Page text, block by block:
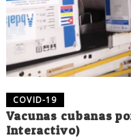
COVID-19
Vacunas cubanas
Interactivo)